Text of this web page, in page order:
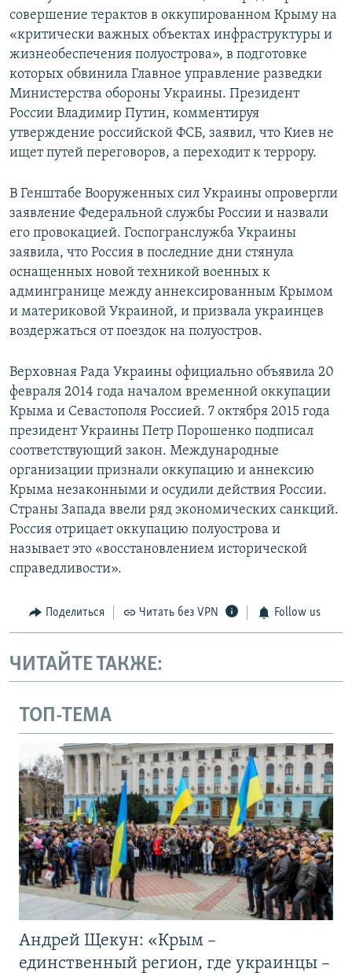
совершение терактов в оккупированном Крыму на
«критически важных объектах инфраструктуры и
жизнеобеспечения полуострова», в подготовке
которых обвинила Главное управление разведки
Министерства обороны Украины. Президент
России Владимир Путин, комментируя
утверждение российской ФСБ, заявил, что Киев не
ищет путей переговоров, а переходит к террору.
В Генштабе Вооруженных сил Украины опровергли
заявление Федеральной службы России и назвали
его провокацией. Госпогранслужба Украины
заявила, что Россия в последние дни стянула
оснащенных новой техникой военных к
админгранице между аннексированным Крымом
и материковой Украиной, и призвала украинцев
воздержаться от поездок на полуостров.
Верховная Рада Украины официально объявила 20
февраля 2014 года началом временной оккупации
Крыма и Севастополя Россией. 7 октября 2015 года
президент Украины Петр Порошенко подписал
соответствующий закон. Международные
организации признали оккупацию и аннексию
Крыма незаконными и осудили действия России.
Страны Запада ввели ряд экономических санкций.
Россия отрицает оккупацию полуострова и
называет это «восстановлением исторической
справедливости».
Поделиться Читать без VPN Follow us
ЧИТАЙТЕ ТАКЖЕ:
ТОП-ТЕМА
Андрей Щекун: «Крым –
единственный регион, где украинцы –